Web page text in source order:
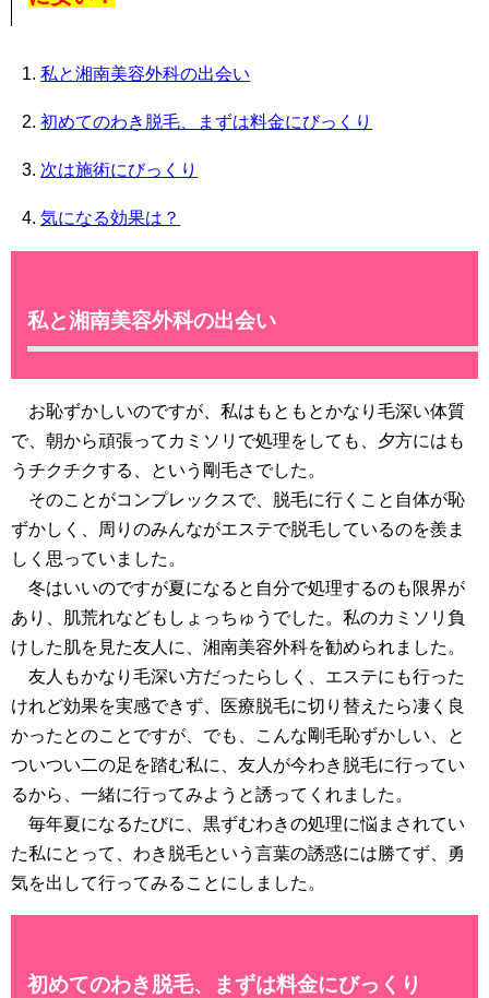
私と湘南美容外科の出会い
初めてのわき脱毛、まずは料金にびっくり
次は施術にびっくり
気になる効果は？
私と湘南美容外科の出会い
お恥ずかしいのですが、私はもともとかなり毛深い体質
で、朝から頑張ってカミソリで処理をしても、夕方にはも
うチクチクする、という剛毛さでした。
そのことがコンプレックスで、脱毛に行くこと自体が恥
ずかしく、周りのみんながエステで脱毛しているのを羨ま
しく思っていました。
冬はいいのですが夏になると自分で処理するのも限界が
あり、肌荒れなどもしょっちゅうでした。私のカミソリ負
けした肌を見た友人に、湘南美容外科を勧められました。
友人もかなり毛深い方だったらしく、エステにも行った
けれど効果を実感できず、医療脱毛に切り替えたら凄く良
かったとのことですが、でも、こんな剛毛恥ずかしい、と
ついつい二の足を踏む私に、友人が今わき脱毛に行ってい
るから、一緒に行ってみようと誘ってくれました。
毎年夏になるたびに、黒ずむわきの処理に悩まされてい
た私にとって、わき脱毛という言葉の誘惑には勝てず、勇
気を出して行ってみることにしました。
初めてのわき脱毛、まずは料金にびっくり